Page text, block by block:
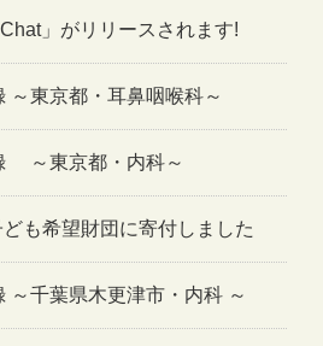
」がリリースされます!
～東京都・耳鼻咽喉科～
～東京都・内科～
も希望財団に寄付しました
～千葉県木更津市・内科 ～